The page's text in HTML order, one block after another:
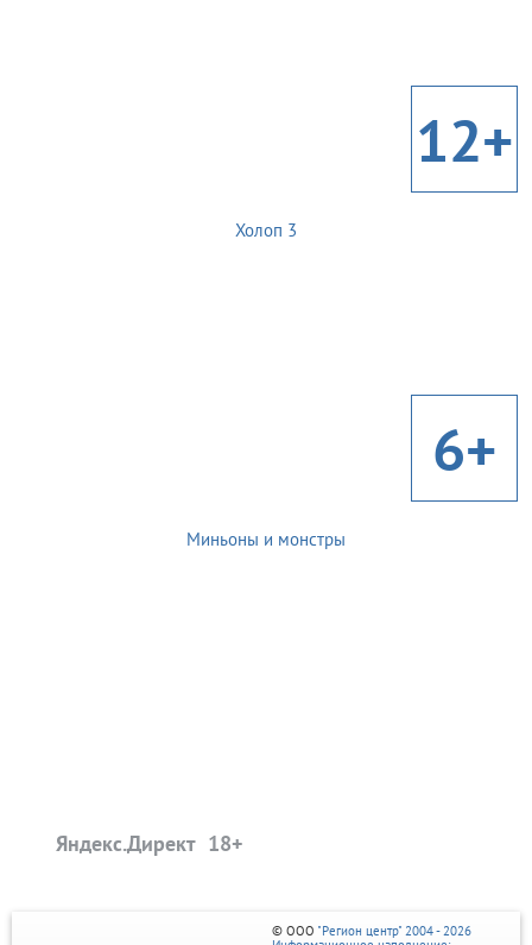
12+
Холоп 3
6+
Миньоны и монстры
Яндекс.Директ
© ООО "Регион центр" 2004 - 2026